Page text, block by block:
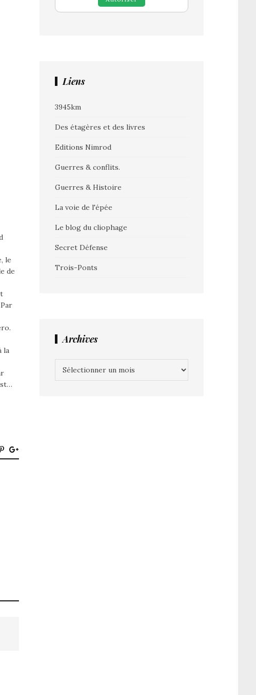
le
de
la
Liens
3945km
Des étagères et des livres
Editions Nimrod
Guerres & conflits.
Guerres & Histoire
La voie de l'épée
Le blog du cliophage
Secret Défense
Trois-Ponts
Archives